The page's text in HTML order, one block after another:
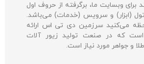
برای وبسایت ما، برگرفته از حروف اول
تول (ابزار) و سرویس (خدمات) می‌باشد.
می‌کنید سرزمین دی تی اس ارائه
که در صنعت تولید زیور آلات
و جواهر مورد نیاز است.